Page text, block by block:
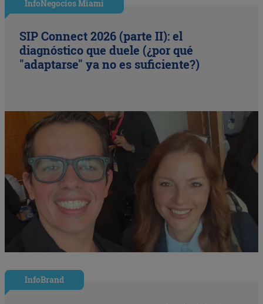
InfoNegocios Miami
SIP Connect 2026 (parte II): el
diagnóstico que duele (¿por qué
"adaptarse" ya no es suficiente?)
InfoBrand